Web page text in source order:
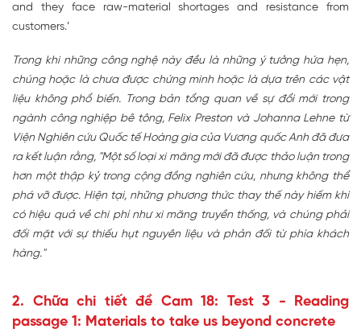
and they face raw-material shortages and resistance from
customers.’
Trong khi những công nghệ này đều là những ý tưởng hứa hẹn,
chúng hoặc là chưa được chứng minh hoặc là dựa trên các vật
liệu không phổ biến. Trong bản tổng quan về sự đổi mới trong
ngành công nghiệp bê tông, Felix Preston và Johanna Lehne từ
Viện Nghiên cứu Quốc tế Hoàng gia của Vương quốc Anh đã đưa
ra kết luận rằng, "Một số loại xi măng mới đã được thảo luận trong
hơn một thập kỷ trong cộng đồng nghiên cứu, nhưng không thể
phá vỡ được. Hiện tại, những phương thức thay thế này hiếm khi
có hiệu quả về chi phí như xi măng truyền thống, và chúng phải
đối mặt với sự thiếu hụt nguyên liệu và phản đối từ phía khách
hàng."
2. Chữa chi tiết đề Cam 18: Test 3 - Reading
passage 1: Materials to take us beyond concrete